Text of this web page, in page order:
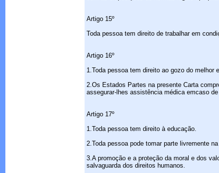
Artigo 15º
Toda pessoa tem direito de trabalhar em
Artigo 16º
1.Toda pessoa tem direito ao gozo do
2.Os Estados Partes na presente Carta
assegurar-lhes assistência médica emcaso
Artigo 17º
1.Toda pessoa tem direito à educação.
2.Toda pessoa pode tomar parte livremente
3.A promoção e a proteção da moral e dos
salvaguarda dos direitos humanos.